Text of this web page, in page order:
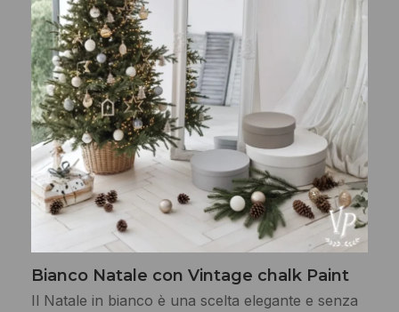
Bianco Natale con Vintage chalk Paint
Il Natale in bianco è una scelta elegante e senza